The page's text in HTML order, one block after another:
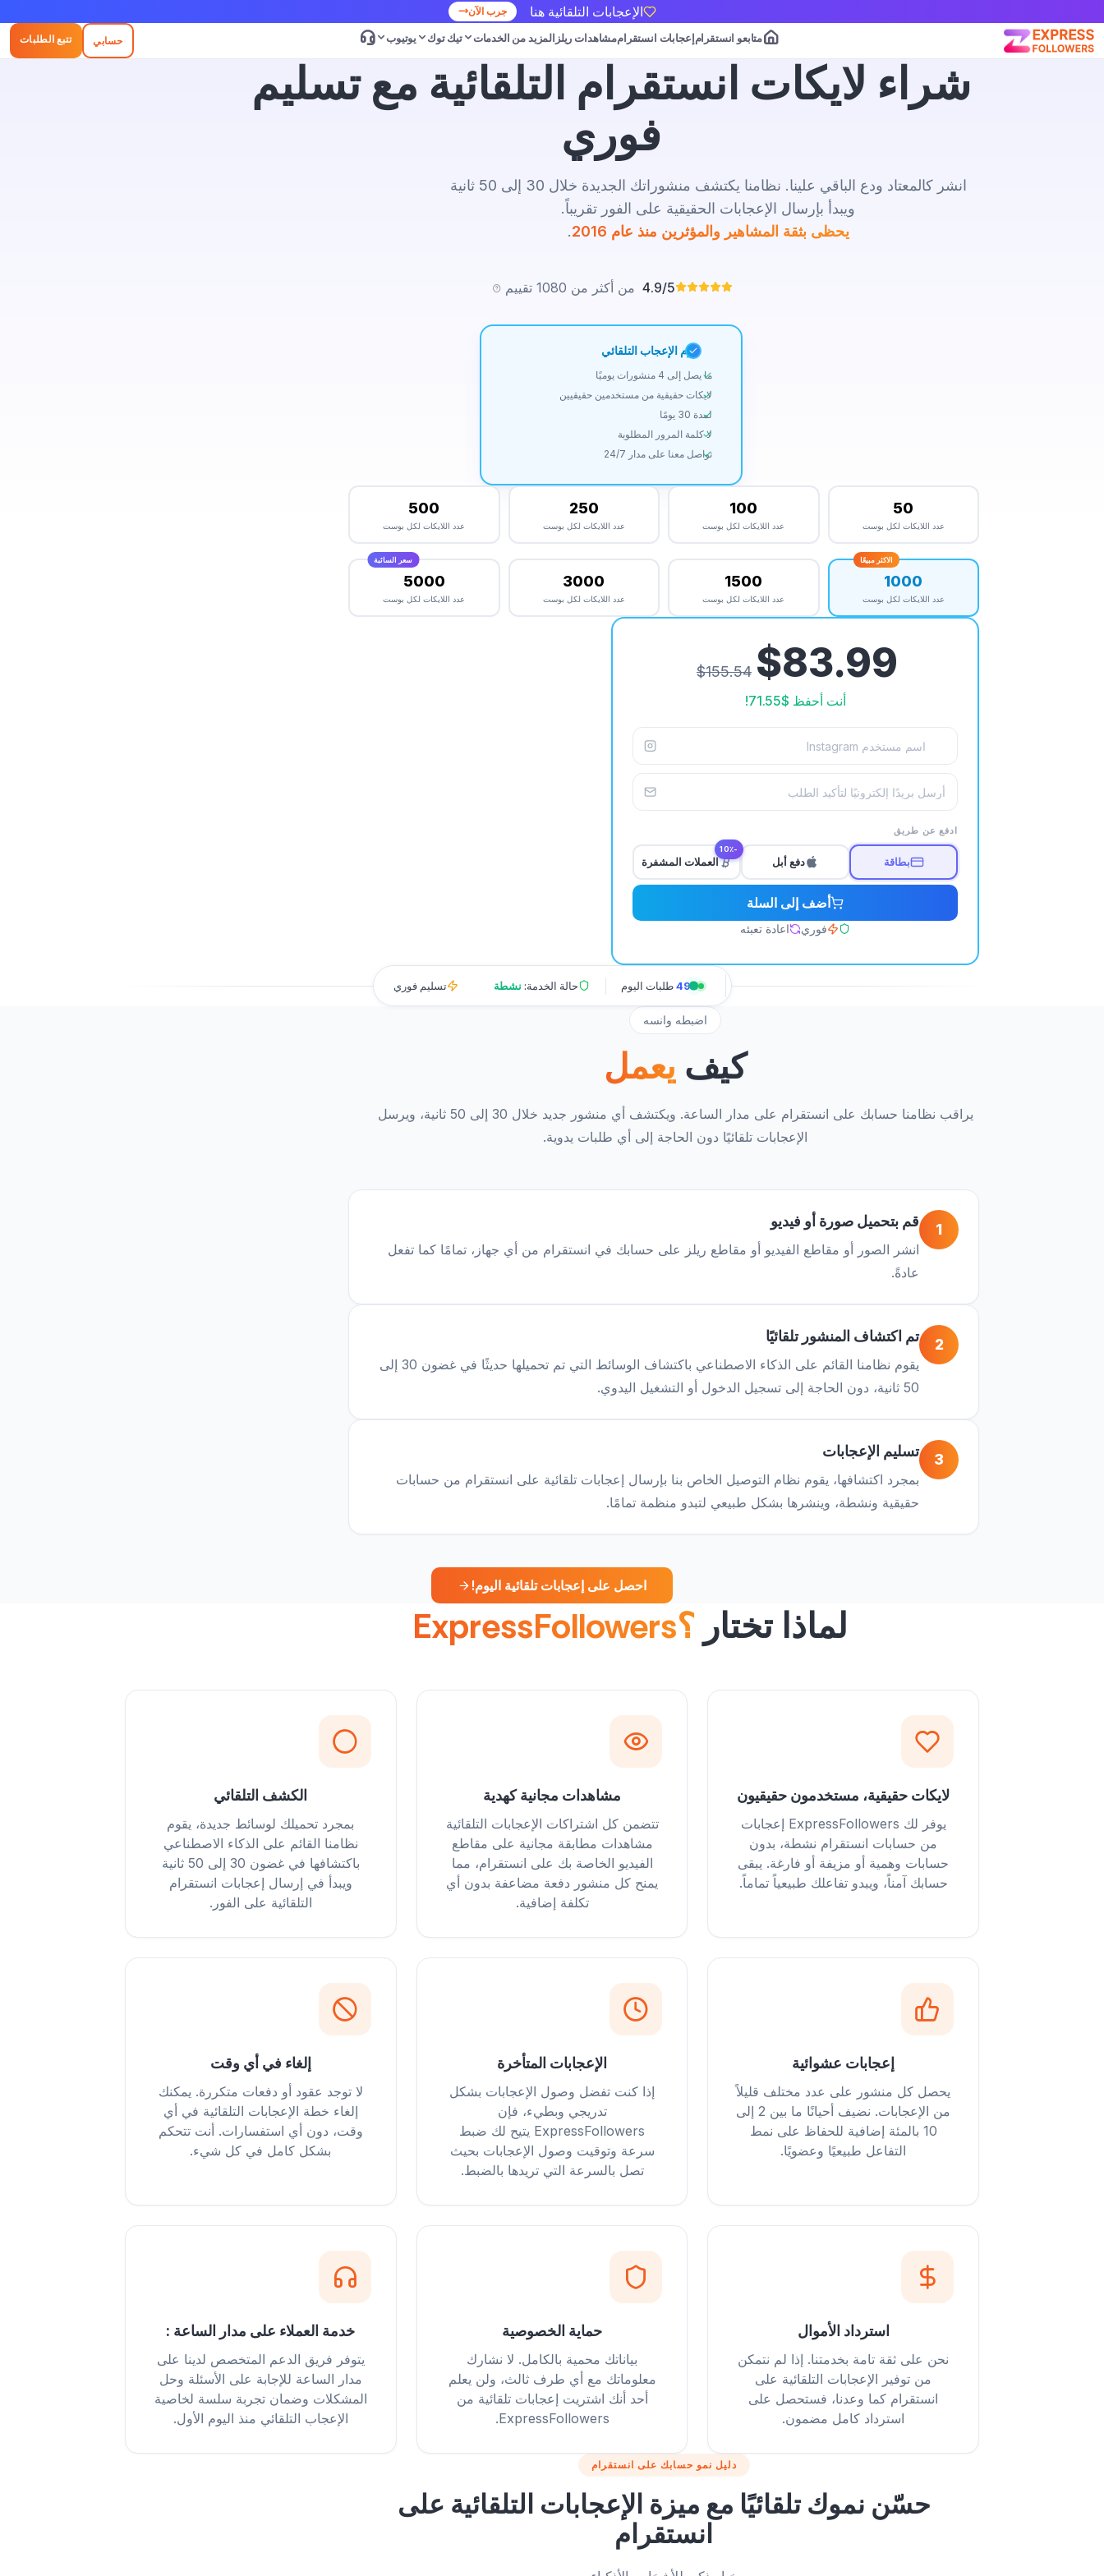
الإعجابات التلقائية هنا جرب الآن
متابعو انستقرامإعجابات انستقراممشاهدات ريلز المزيد من الخدمات تيك توك يوتيوب حسابي تتبع الطلبات
شراء لايكات انستقرام التلقائية مع تسليم
فوري
انشر كالمعتاد ودع الباقي علينا. نظامنا يكتشف منشوراتك الجديدة خلال 30 إلى 50 ثانية
ويبدأ بإرسال الإعجابات الحقيقية على الفور تقريباً.
يحظى بثقة المشاهير والمؤثرين منذ عام 2016
.
4.9/5 من أكثر من 1080 تقييم
حزم الإعجاب التلقائي
ما يصل إلى 4 منشورات يوميًا
لايكات حقيقية من مستخدمين حقيقيين
لمدة 30 يومًا
لا كلمة المرور المطلوبة
تواصل معنا على مدار 24/7
50
عدد اللايكات لكل بوست
100
عدد اللايكات لكل بوست
250
عدد اللايكات لكل بوست
500
عدد اللايكات لكل بوست
الاكثر مبيعًا
1000
عدد اللايكات لكل بوست
1500
عدد اللايكات لكل بوست
3000
عدد اللايكات لكل بوست
سعر السائبة
5000
عدد اللايكات لكل بوست
$83.99
$155.54
أنت أحفظ $71.55
!
ادفع عن طريق
بطاقة دفع أبل العملات المشفرة
-10٪
أضف إلى السلة
فوري اعادة تعبئه
498طلبات اليوم حالة الخدمة: نشطة تسليم فوري
اضبطه وانسه
كيف يعمل
يراقب نظامنا حسابك على انستقرام على مدار الساعة. ويكتشف أي منشور جديد خلال 30 إلى 50 ثانية، ويرسل
الإعجابات تلقائيًا دون الحاجة إلى أي طلبات يدوية.
1 قم بتحميل صورة أو فيديو
انشر الصور أو مقاطع الفيديو أو مقاطع ريلز على حسابك في انستقرام من أي جهاز، تمامًا كما تفعل
عادةً.
2 تم اكتشاف المنشور تلقائيًا
يقوم نظامنا القائم على الذكاء الاصطناعي باكتشاف الوسائط التي تم تحميلها حديثًا في غضون 30 إلى
50 ثانية، دون الحاجة إلى تسجيل الدخول أو التشغيل اليدوي.
3 تسليم الإعجابات
بمجرد اكتشافها، يقوم نظام التوصيل الخاص بنا بإرسال إعجابات تلقائية على انستقرام من حسابات
حقيقية ونشطة، وينشرها بشكل طبيعي لتبدو منظمة تمامًا.
احصل على إعجابات تلقائية اليوم!
لماذا تختار ExpressFollowers؟
لايكات حقيقية، مستخدمون حقيقيون
يوفر لك ExpressFollowers إعجابات
من حسابات انستقرام نشطة، بدون
حسابات وهمية أو مزيفة أو فارغة. يبقى
حسابك آمناً، ويبدو تفاعلك طبيعياً تماماً.
مشاهدات مجانية كهدية
تتضمن كل اشتراكات الإعجابات التلقائية
مشاهدات مطابقة مجانية على مقاطع
الفيديو الخاصة بك على انستقرام، مما
يمنح كل منشور دفعة مضاعفة بدون أي
تكلفة إضافية.
الكشف التلقائي
بمجرد تحميلك لوسائط جديدة، يقوم
نظامنا القائم على الذكاء الاصطناعي
باكتشافها في غضون 30 إلى 50 ثانية
ويبدأ في إرسال إعجابات انستقرام
التلقائية على الفور.
إعجابات عشوائية
يحصل كل منشور على عدد مختلف قليلاً
من الإعجابات. نضيف أحيانًا ما بين 2 إلى
10 بالمئة إضافية للحفاظ على نمط
التفاعل طبيعيًا وعضويًا.
الإعجابات المتأخرة
إذا كنت تفضل وصول الإعجابات بشكل
تدريجي وبطيء، فإن
ExpressFollowers يتيح لك ضبط
سرعة وتوقيت وصول الإعجابات بحيث
تصل بالسرعة التي تريدها بالضبط.
إلغاء في أي وقت
لا توجد عقود أو دفعات متكررة. يمكنك
إلغاء خطة الإعجابات التلقائية في أي
وقت، دون أي استفسارات. أنت تتحكم
بشكل كامل في كل شيء.
استرداد الأموال
نحن على ثقة تامة بخدمتنا. إذا لم نتمكن
من توفير الإعجابات التلقائية على
انستقرام كما وعدنا، فستحصل على
استرداد كامل مضمون.
حماية الخصوصية
بياناتك محمية بالكامل. لا نشارك
معلوماتك مع أي طرف ثالث، ولن يعلم
أحد أنك اشتريت إعجابات تلقائية من
ExpressFollowers.
خدمة العملاء على مدار الساعة :
يتوفر فريق الدعم المتخصص لدينا على
مدار الساعة للإجابة على الأسئلة وحل
المشكلات وضمان تجربة سلسة لخاصية
الإعجاب التلقائي منذ اليوم الأول.
دليل نمو حسابك على انستقرام
حسّن نموك تلقائيًا مع ميزة الإعجابات التلقائية على
انستقرام